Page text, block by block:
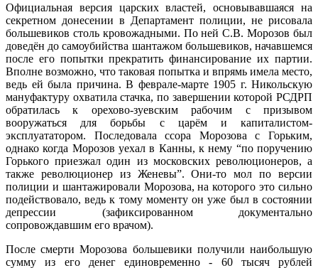
Официальная версия царских властей, основывавшаяся на
секретном донесении в Департамент полиции, не рисовала
большевиков столь кровожадными. По ней С.В. Морозов был
доведён до самоубийства шантажом большевиков, начавшемся
после его попытки прекратить финансирование их партии.
Вполне возможно, что таковая попытка и впрямь имела место,
ведь ей была причина. В феврале-марте 1905 г. Никольскую
мануфактуру охватила стачка, по завершении которой РСДРП
обратилась к орехово-зуевским рабочим с призывом
вооружаться для борьбы с царём и капиталистом-
эксплуататором. Последовала ссора Морозова с Горьким,
однако когда Морозов уехал в Канны, к нему “по поручению
Горького приезжал один из московских революционеров, а
также революционер из Женевы”. Они-то мол по версии
полиции и шантажировали Морозова, на которого это сильно
подействовало, ведь к тому моменту он уже был в состоянии
депрессии (зафиксированном документально
сопровождавшим его врачом).
После смерти Морозова большевики получили наибольшую
сумму из его денег единовременно - 60 тысяч рублей